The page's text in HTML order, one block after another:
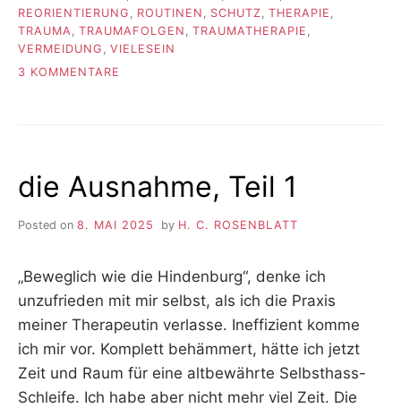
REORIENTIERUNG , ROUTINEN , SCHUTZ, THERAPIE ,
TRAUMA, TRAUMAFOLGEN , TRAUMATHERAPIE ,
VERMEIDUNG , VIELESEIN
3 KOMMENTARE
die Ausnahme, Teil 1
Posted on 8. MAI 2025 by H. C. ROSENBLATT
„Beweglich wie die Hindenburg“, denke ich
unzufrieden mit mir selbst, als ich die Praxis
meiner Therapeutin verlasse. Ineffizient komme
ich mir vor. Komplett behämmert, hätte ich jetzt
Zeit und Raum für eine altbewährte Selbsthass-
Schleife. Ich habe aber nicht mehr viel Zeit. Die